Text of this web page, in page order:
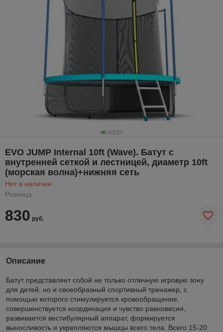
EVO JUMP Internal 10ft (Wave). Батут с
внутренней сеткой и лестницей, диаметр 10ft
(морская волна)+нижняя сеть
Нет в наличии
Розница
830 руб.
Описание
Батут представляет собой не только отличную игровую зону
для детей, но и своеобразный спортивный тренажер, с
помощью которого стимулируется кровообращение,
совершенствуется координация и чувство равновесия,
развивается вестибулярный аппарат, формируется
выносливость и укрепляются мышцы всего тела. Всего 15-20